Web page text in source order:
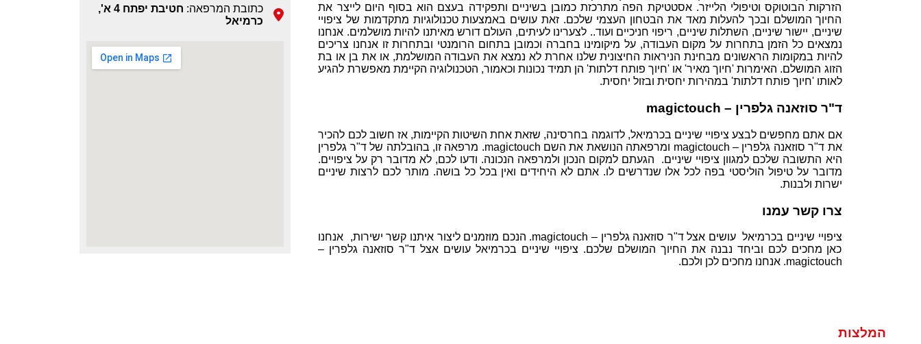
הזרקות הבוטוקס וטיפולי הלייזר. אסטטיקת הפה מתרכזת כמובן בשיניים ותפקידה בעצם הוא בסוף היום לייצר את
החיוך המושלם ובכך להעלות מאד את הבטחון העצמי שלכם. זאת עושים באמצעות טכנולוגיות מתקדמות של ציפויי
שיניים, יישור שיניים, השתלות שיניים, ריפוי חניכיים ועוד.. לצערינו לעיתים, העולם דורש מאיתנו להיות מושלמים. אנחנו
נמצאים כל הזמן בתחרות על מקום העבודה, על מיקומינו בחברה וכמובן בתחום הרומנטי ובתחרות זו אנחנו צריכים
להיות במקומות הראשונים מבחינת הניראות החיצונית שלנו אחרת לא נמצא את העבודה המושלמת, או את בן או בת
הזוג המושלם. האימרות 'חיוך מאיר' או 'חיוך פותח דלתות' הן תמיד נכונות וכאמור, הטכנולוגיה הקיימת מאפשרת להגיע
לאותו 'חיוך פותח דלתות' במהירות יחסית ובזול יחסית.
ד"ר סוזאנה גלפרין – magictouch
אם אתם מחפשים לבצע ציפויי שיניים בכרמיאל, לדוגמה בחרסינה, שזאת אחת השיטות הקיימות, אז חשוב לכם להכיר
את ד"ר סוזאנה גלפרין – magictouch ומרפאתה הנושאת את השם magictouch. מרפאה זו, בהובלתה של ד"ר גלפרין
היא התשובה שלכם למגוון ציפויי שיניים. הגעתם למקום הנכון ולמרפאה הנכונה. ודעו לכם, לא מדובר רק על ציפויים.
מדובר על טיפול הוליסטי בפה לכל אלו שנדרשים לו. אתם לא היחידים ואין בכל כל בושה. מותר לכם לרצות שיניים
ישרות ולבנות.
צרו קשר עמנו
ציפויי שיניים בכרמיאל עושים אצל ד"ר סוזאנה גלפרין – magictouch. הנכם מוזמנים ליצור איתנו קשר ישירות, אנחנו
כאן מחכים לכם וביחד נבנה את החיוך המושלם שלכם. ציפויי שיניים בכרמיאל עושים אצל ד"ר סוזאנה גלפרין –
magictouch. אנחנו מחכים לכן ולכם.
כתובת המרפאה:
חטיבת יפתח 4 א',
כרמיאל
המלצות